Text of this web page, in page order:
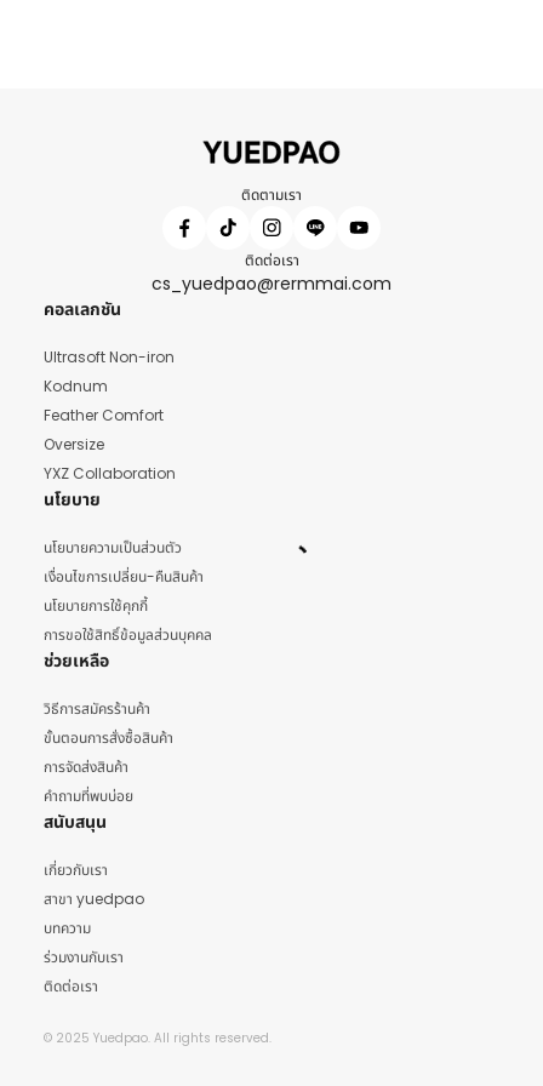
ติดตามเรา
ติดต่อเรา
cs_yuedpao@rermmai.com
คอลเลกชัน
Ultrasoft Non-iron
Kodnum
Feather Comfort
Oversize
YXZ Collaboration
นโยบาย
นโยบายความเป็นส่วนตัว
เงื่อนไขการเปลี่ยน-คืนสินค้า
นโยบายการใช้คุกกี้
การขอใช้สิทธิ์ข้อมูลส่วนบุคคล
ช่วยเหลือ
วิธีการสมัครร้านค้า
ขั้นตอนการสั่งซื้อสินค้า
การจัดส่งสินค้า
คำถามที่พบบ่อย
สนับสนุน
เกี่ยวกับเรา
สาขา yuedpao
บทความ
ร่วมงานกับเรา
ติดต่อเรา
© 2025 Yuedpao. All rights reserved.